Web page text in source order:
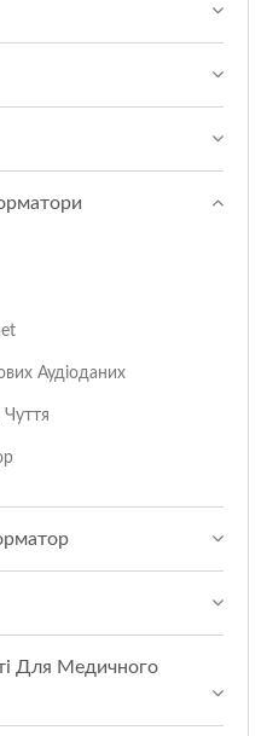
Аудіоданих
Для Медичного